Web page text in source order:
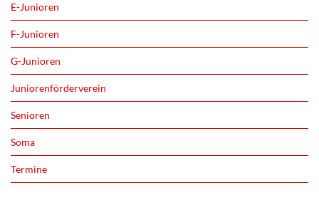
E-Junioren
F-Junioren
G-Junioren
Juniorenförderverein
Senioren
Soma
Termine